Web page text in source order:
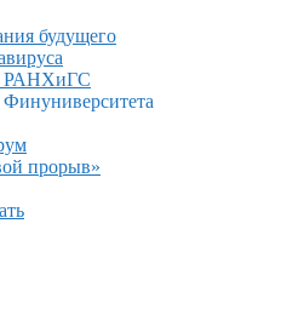
будущего
РАНХиГС
Финуниверситета
прорыв»